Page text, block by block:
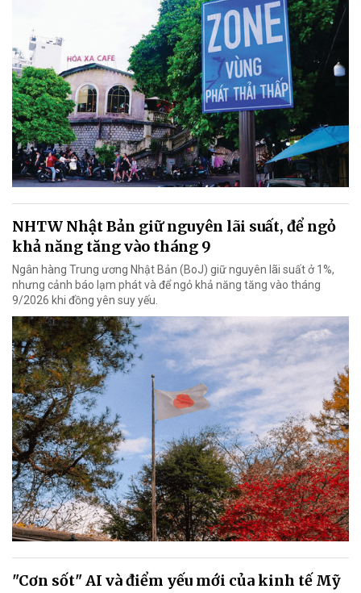
NHTW Nhật Bản giữ nguyên lãi suất, để ngỏ
khả năng tăng vào tháng 9
Ngân hàng Trung ương Nhật Bản (BoJ) giữ nguyên lãi suất ở 1%,
nhưng cảnh báo lạm phát và để ngỏ khả năng tăng vào tháng
9/2026 khi đồng yên suy yếu.
"Cơn sốt" AI và điểm yếu mới của kinh tế Mỹ